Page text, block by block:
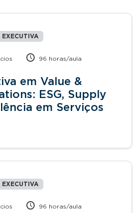
EXECUTIVA
96 horas/aula
em Value &
ESG, Supply
em Serviços
EXECUTIVA
96 horas/aula